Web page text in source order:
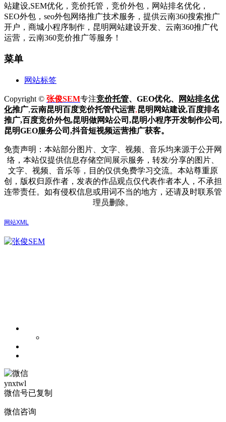
站建设,SEM优化，竞价托管，竞价外包，网站排名优化，
SEO外包，seo外包网络推广技术服务，提供云南360搜索推广
开户，商城小程序制作，昆明网站建设开发、云南360推广代
运营，云南360竞价推广等服务！
菜单
网站标签
Copyright © 张俊SEM专注竞价托管、GEO优化、
网站排名优
化推广,云南昆明百度竞价托管代运营,昆明网站建设,百度排名
推广,百度竞价外包,昆明做网站公司,昆明小程序开发制作公司,
昆明GEO服务公司,抖音短视频运营推广获客。
免责声明：本站部分图片、文字、视频、音乐均来源于公开网
络，本站仅提供信息存储空间展示服务，转发/分享的图片、
文字、视频、音乐等，目的仅供免费学习交流。本站尊重原
创，版权归原作者，发表的作品观点仅代表作者本人，不承担
连带责任。如有侵权信息或用词不当的地方，还请及时联系管
理员删除。
网站XML
ynxtwl
微信号已复制
微信咨询